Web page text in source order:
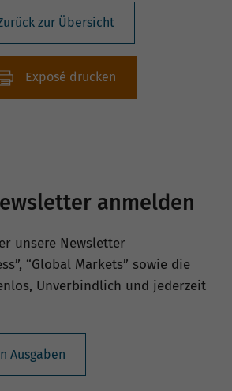
zur Übersicht
Exposé drucken
anmelden
unsere Newsletter
“Global Markets” sowie die
Unverbindlich und jederzeit
Ausgaben